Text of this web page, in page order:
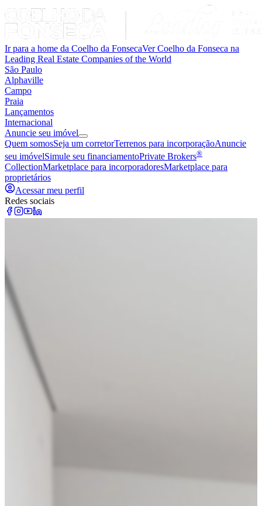
Ir para a home da Coelho da FonsecaVer Coelho da Fonseca na
Leading Real Estate Companies of the World
São Paulo
Alphaville
Campo
Praia
Lançamentos
Internacional
Anuncie seu imóvel
Quem somosSeja um corretorTerrenos para incorporaçãoAnuncie
seu imóvelSimule seu financiamentoPrivate Brokers®
CollectionMarketplace para incorporadoresMarketplace para
proprietários
Acessar meu perfil
Redes sociais